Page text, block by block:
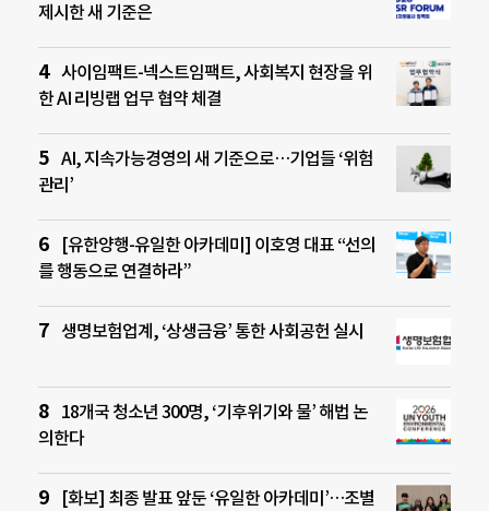
제시한 새 기준은
사이임팩트-넥스트임팩트, 사회복지 현장을 위
한 AI 리빙랩 업무 협약 체결
AI, 지속가능경영의 새 기준으로…기업들 ‘위험
관리’
[유한양행-유일한 아카데미] 이호영 대표 “선의
를 행동으로 연결하라”
생명보험업계, ‘상생금융’ 통한 사회공헌 실시
18개국 청소년 300명, ‘기후위기와 물’ 해법 논
의한다
[화보] 최종 발표 앞둔 ‘유일한 아카데미’…조별